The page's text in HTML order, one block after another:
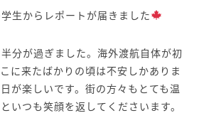
生からレポートが届きました
分が過ぎました。海外渡航自体が初
に来たばかりの頃は不安しかありま
が楽しいです。街の方々もとても温
いつも笑顔を返してくださいます。